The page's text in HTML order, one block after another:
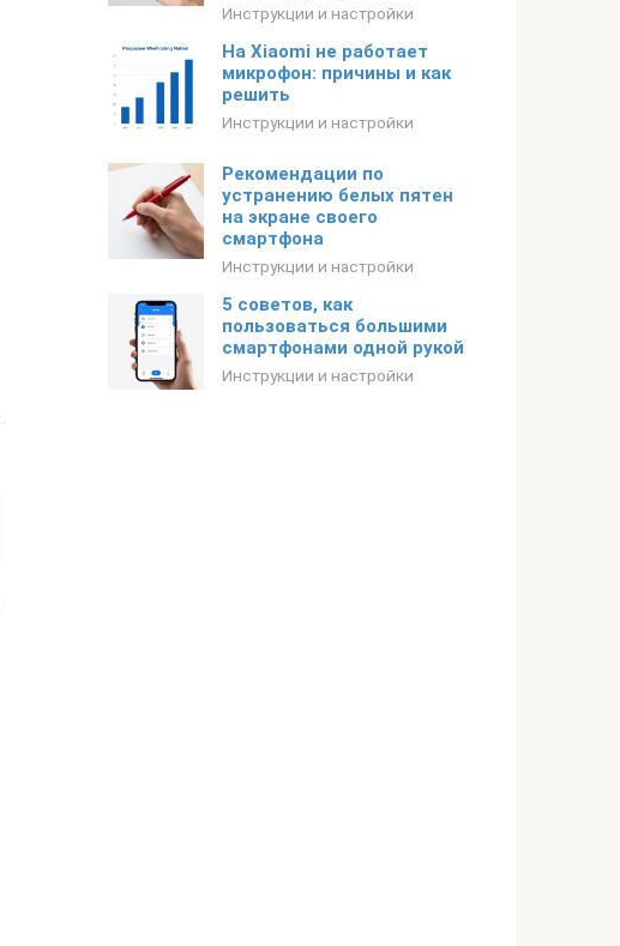
Инструкции и настройки
На Xiaomi не работает
микрофон: причины и как
решить
Инструкции и настройки
Рекомендации по
устранению белых пятен
на экране своего
смартфона
Инструкции и настройки
5 советов, как
пользоваться большими
смартфонами одной рукой
Инструкции и настройки